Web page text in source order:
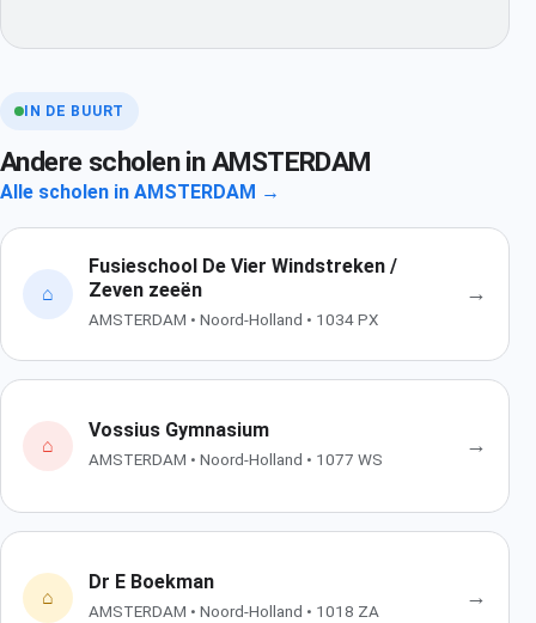
IN DE BUURT
Andere scholen in AMSTERDAM
Alle scholen in AMSTERDAM →
⌂
Fusieschool De Vier Windstreken /
Zeven zeeën
AMSTERDAM • Noord-Holland • 1034 PX
→
⌂
Vossius Gymnasium
AMSTERDAM • Noord-Holland • 1077 WS
→
⌂
Dr E Boekman
AMSTERDAM • Noord-Holland • 1018 ZA
→